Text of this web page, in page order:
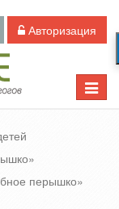
Авторизация
Toggle
перышко»